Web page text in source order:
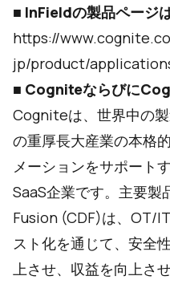
■ InFieldの製品ページ
https://
jp/product/
■ Cogniteならびに
Cogniteは、世界中の
の重厚長大産業の本格
メーションをサポート
SaaS企業です。主要
Fusion (CDF)は、OT/
スト化を通じて、安全
上させ、収益を向上さ